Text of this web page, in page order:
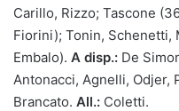
Carillo, Rizzo; Tascone
Fiorini); Tonin, Schenetti,
Embalo). A disp.: De
Antonacci, Agnelli, Odjer,
Brancato. All.: Coletti.